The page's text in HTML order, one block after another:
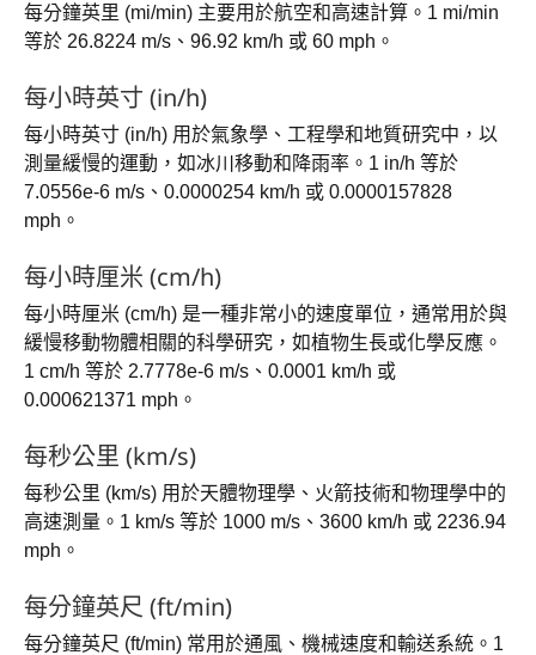
每分鐘英里 (mi/min) 主要用於航空和高速計算。1 mi/min
等於 26.8224 m/s、96.92 km/h 或 60 mph。
每小時英寸 (in/h)
每小時英寸 (in/h) 用於氣象學、工程學和地質研究中，以
測量緩慢的運動，如冰川移動和降雨率。1 in/h 等於
7.0556e-6 m/s、0.0000254 km/h 或 0.0000157828
mph。
每小時厘米 (cm/h)
每小時厘米 (cm/h) 是一種非常小的速度單位，通常用於與
緩慢移動物體相關的科學研究，如植物生長或化學反應。
1 cm/h 等於 2.7778e-6 m/s、0.0001 km/h 或
0.000621371 mph。
每秒公里 (km/s)
每秒公里 (km/s) 用於天體物理學、火箭技術和物理學中的
高速測量。1 km/s 等於 1000 m/s、3600 km/h 或 2236.94
mph。
每分鐘英尺 (ft/min)
每分鐘英尺 (ft/min) 常用於通風、機械速度和輸送系統。1